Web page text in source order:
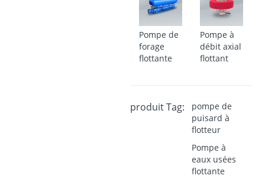
Pompe de
forage
flottante
Pompe à
débit axial
flottant
produit Tag:
pompe de
puisard à
flotteur
Pompe à
eaux usées
flottante